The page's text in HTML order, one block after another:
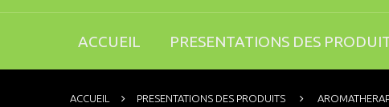
ACCUEIL PRESENTATIONS DES
ACCUEIL PRESENTATIONS DES PRODUITS